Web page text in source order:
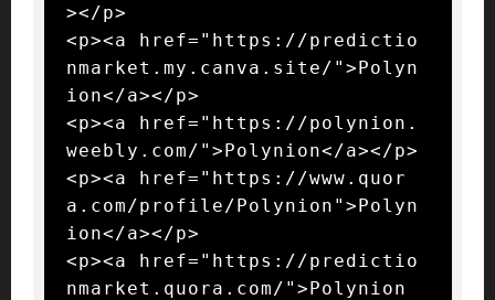
></p>
<p><a href="https://predictio
nmarket.my.canva.site/">Polyn
ion</a></p>
<p><a href="https://polynion.
weebly.com/">Polynion</a></p>
<p><a href="https://www.quor
a.com/profile/Polynion">Polyn
ion</a></p>
<p><a href="https://predictio
nmarket.quora.com/">Polynion